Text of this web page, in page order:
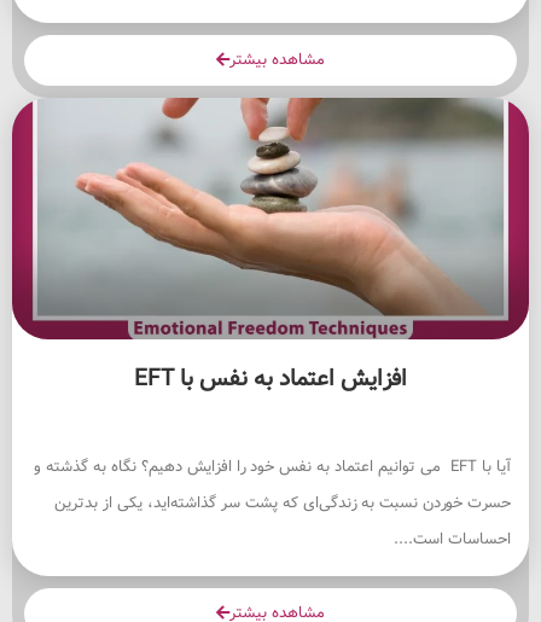
مشاهده بیشتر
افزایش اعتماد به نفس با EFT
آیا با EFT می توانیم اعتماد به نفس خود را افزایش دهیم؟ نگاه به گذشته و
حسرت خوردن نسبت به زندگی‌ای که پشت سر گذاشته‌اید، یکی از بدترین
احساسات است....
مشاهده بیشتر